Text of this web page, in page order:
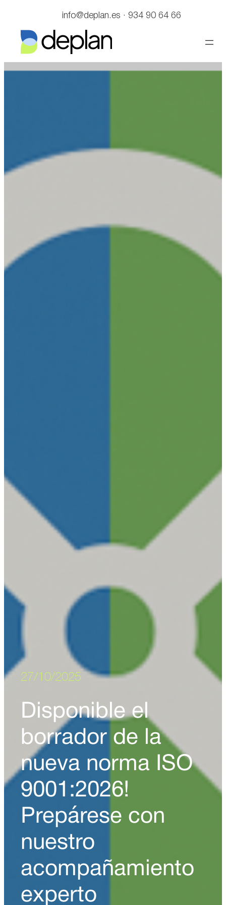
contenido
info@deplan.es · 934 90 64 66
27/10/2025
Disponible el
borrador de la
nueva norma ISO
9001:2026!
Prepárese con
nuestro
acompañamiento
experto